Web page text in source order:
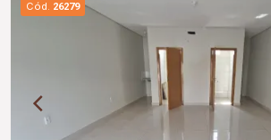
Cód. 26279